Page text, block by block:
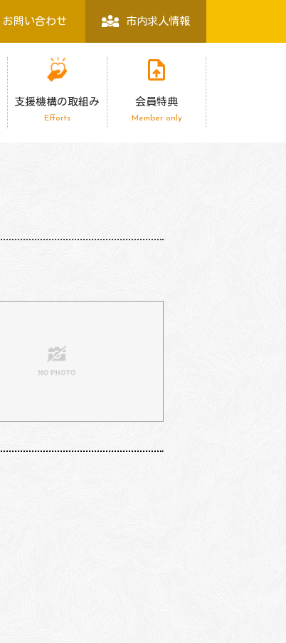
お問い合わせ 市内求人情報
支援機構の取組み
Efforts
会員特典
Member only